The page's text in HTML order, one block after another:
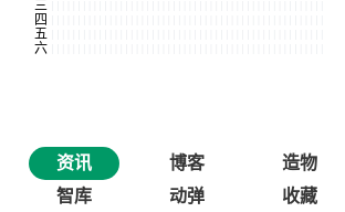
资讯 博客
造物
智库
动弹 收藏